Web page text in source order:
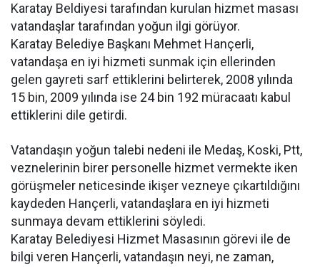
Karatay Beldiyesi tarafından kurulan hizmet masası
vatandaşlar tarafından yoğun ilgi görüyor.
Karatay Belediye Başkanı Mehmet Hançerli,
vatandaşa en iyi hizmeti sunmak için ellerinden
gelen gayreti sarf ettiklerini belirterek, 2008 yılında
15 bin, 2009 yılında ise 24 bin 192 müracaatı kabul
ettiklerini dile getirdi.
Vatandaşın yoğun talebi nedeni ile Medaş, Koski, Ptt,
veznelerinin birer personelle hizmet vermekte iken
görüşmeler neticesinde ikişer vezneye çıkartıldığını
kaydeden Hançerli, vatandaşlara en iyi hizmeti
sunmaya devam ettiklerini söyledi.
Karatay Belediyesi Hizmet Masasının görevi ile de
bilgi veren Hançerli, vatandaşın neyi, ne zaman,